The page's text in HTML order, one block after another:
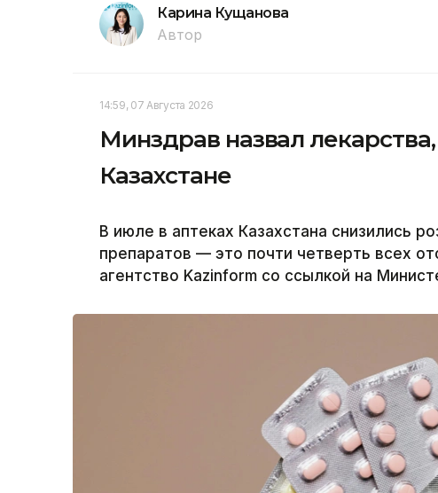
Карина Кущанова
Автор
14:59, 07 Августа 2026
Минздрав назвал
Казахстане
В июле в аптеках Казахстана снизились
препаратов — это почти четверть всех
агентство Kazinform со ссылкой на